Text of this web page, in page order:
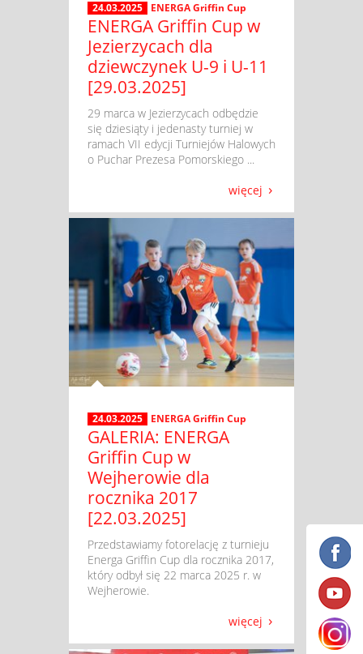
24.03.2025 ENERGA Griffin Cup
ENERGA Griffin Cup w
Jezierzycach dla
dziewczynek U-9 i U-11
[29.03.2025]
​ 29 marca w Jezierzycach odbędzie
się dziesiąty i jedenasty turniej w
ramach VII edycji Turniejów Halowych
o Puchar Prezesa Pomorskiego ...
więcej
24.03.2025 ENERGA Griffin Cup
GALERIA: ENERGA
Griffin Cup w
Wejherowie dla
rocznika 2017
[22.03.2025]
​ Przedstawiamy fotorelację z turnieju
Energa Griffin Cup dla rocznika 2017,
który odbył się 22 marca 2025 r. w
Wejherowie.
więcej